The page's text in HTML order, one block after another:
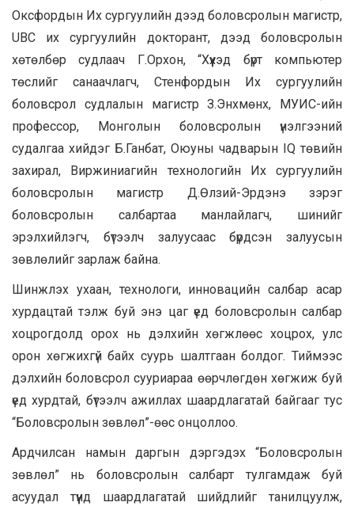
Оксфордын Их сургуулийн дээд боловсролын магистр,
UBC их сургуулийн докторант, дээд боловсролын
хөтөлбөр судлаач Г.Орхон, “Хүүхэд бүрт компьютер
төслийг санаачлагч, Стенфордын Их сургуулийн
боловсрол судлалын магистр З.Энхмөнх, МУИС-ийн
профессор, Монголын боловсролын үнэлгээний
судалгаа хийдэг Б.Ганбат, Оюуны чадварын IQ төвийн
захирал, Виржиниагийн технологийн Их сургуулийн
боловсролын магистр Д.Өлзий-Эрдэнэ зэрэг
боловсролын салбартаа манлайлагч, шинийг
эрэлхийлэгч, бүтээлч залуусаас бүрдсэн залуусын
зөвлөлийг зарлаж байна.
Шинжлэх ухаан, технологи, инновацийн салбар асар
хурдацтай тэлж буй энэ цаг үед боловсролын салбар
хоцрогдолд орох нь дэлхийн хөгжлөөс хоцрох, улс
орон хөгжихгүй байх суурь шалтгаан болдог. Тиймээс
дэлхийн боловсрол сууриараа өөрчлөгдөн хөгжиж буй
үед хурдтай, бүтээлч ажиллах шаардлагатай байгааг тус
“Боловсролын зөвлөл”-өөс онцоллоо.
Ардчилсан намын даргын дэргэдэх “Боловсролын
зөвлөл” нь боловсролын салбарт тулгамдаж буй
асуудал түүнд шаардлагатай шийдлийг танилцуулж,